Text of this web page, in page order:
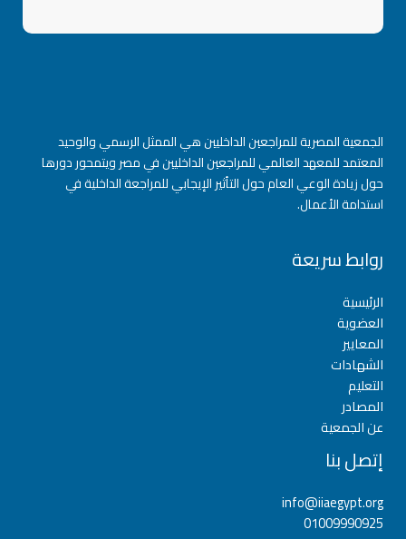
الجمعية المصرية للمراجعين الداخليين هي الممثل الرسمي والوحيد
المعتمد للمعهد العالمي للمراجعين الداخليين في مصر ويتمحور دورها
حول زيادة الوعي العام حول التأثير الإيجابي للمراجعة الداخلية في
استدامة الأعمال.
روابط سريعة
الرئيسية
العضوية
المعايير
الشهادات
التعليم
المصادر
عن الجمعية
إتصل بنا
info@iiaegypt.org
01009990925